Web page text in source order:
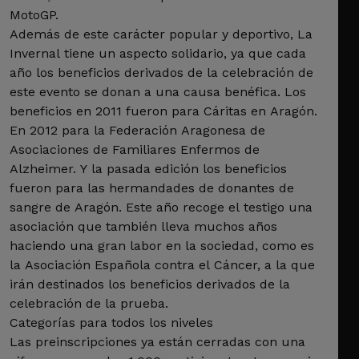
MotoGP.
Además de este carácter popular y deportivo, La
Invernal tiene un aspecto solidario, ya que cada
año los beneficios derivados de la celebración de
este evento se donan a una causa benéfica. Los
beneficios en 2011 fueron para Cáritas en Aragón.
En 2012 para la Federación Aragonesa de
Asociaciones de Familiares Enfermos de
Alzheimer. Y la pasada edición los beneficios
fueron para las hermandades de donantes de
sangre de Aragón. Este año recoge el testigo una
asociación que también lleva muchos años
haciendo una gran labor en la sociedad, como es
la Asociación Española contra el Cáncer, a la que
irán destinados los beneficios derivados de la
celebración de la prueba.
Categorías para todos los niveles
Las preinscripciones ya están cerradas con una